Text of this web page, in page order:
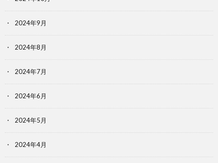
2024年9月
2024年8月
2024年7月
2024年6月
2024年5月
2024年4月